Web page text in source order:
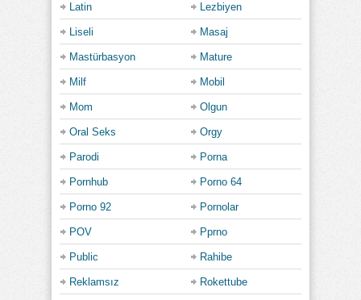
Latin Lezbiyen
Liseli Masaj
Mastürbasyon Mature
Milf Mobil
Mom Olgun
Oral Seks Orgy
Parodi Porna
Pornhub Porno 64
Porno 92 Pornolar
POV Pprno
Public Rahibe
Reklamsız Rokettube